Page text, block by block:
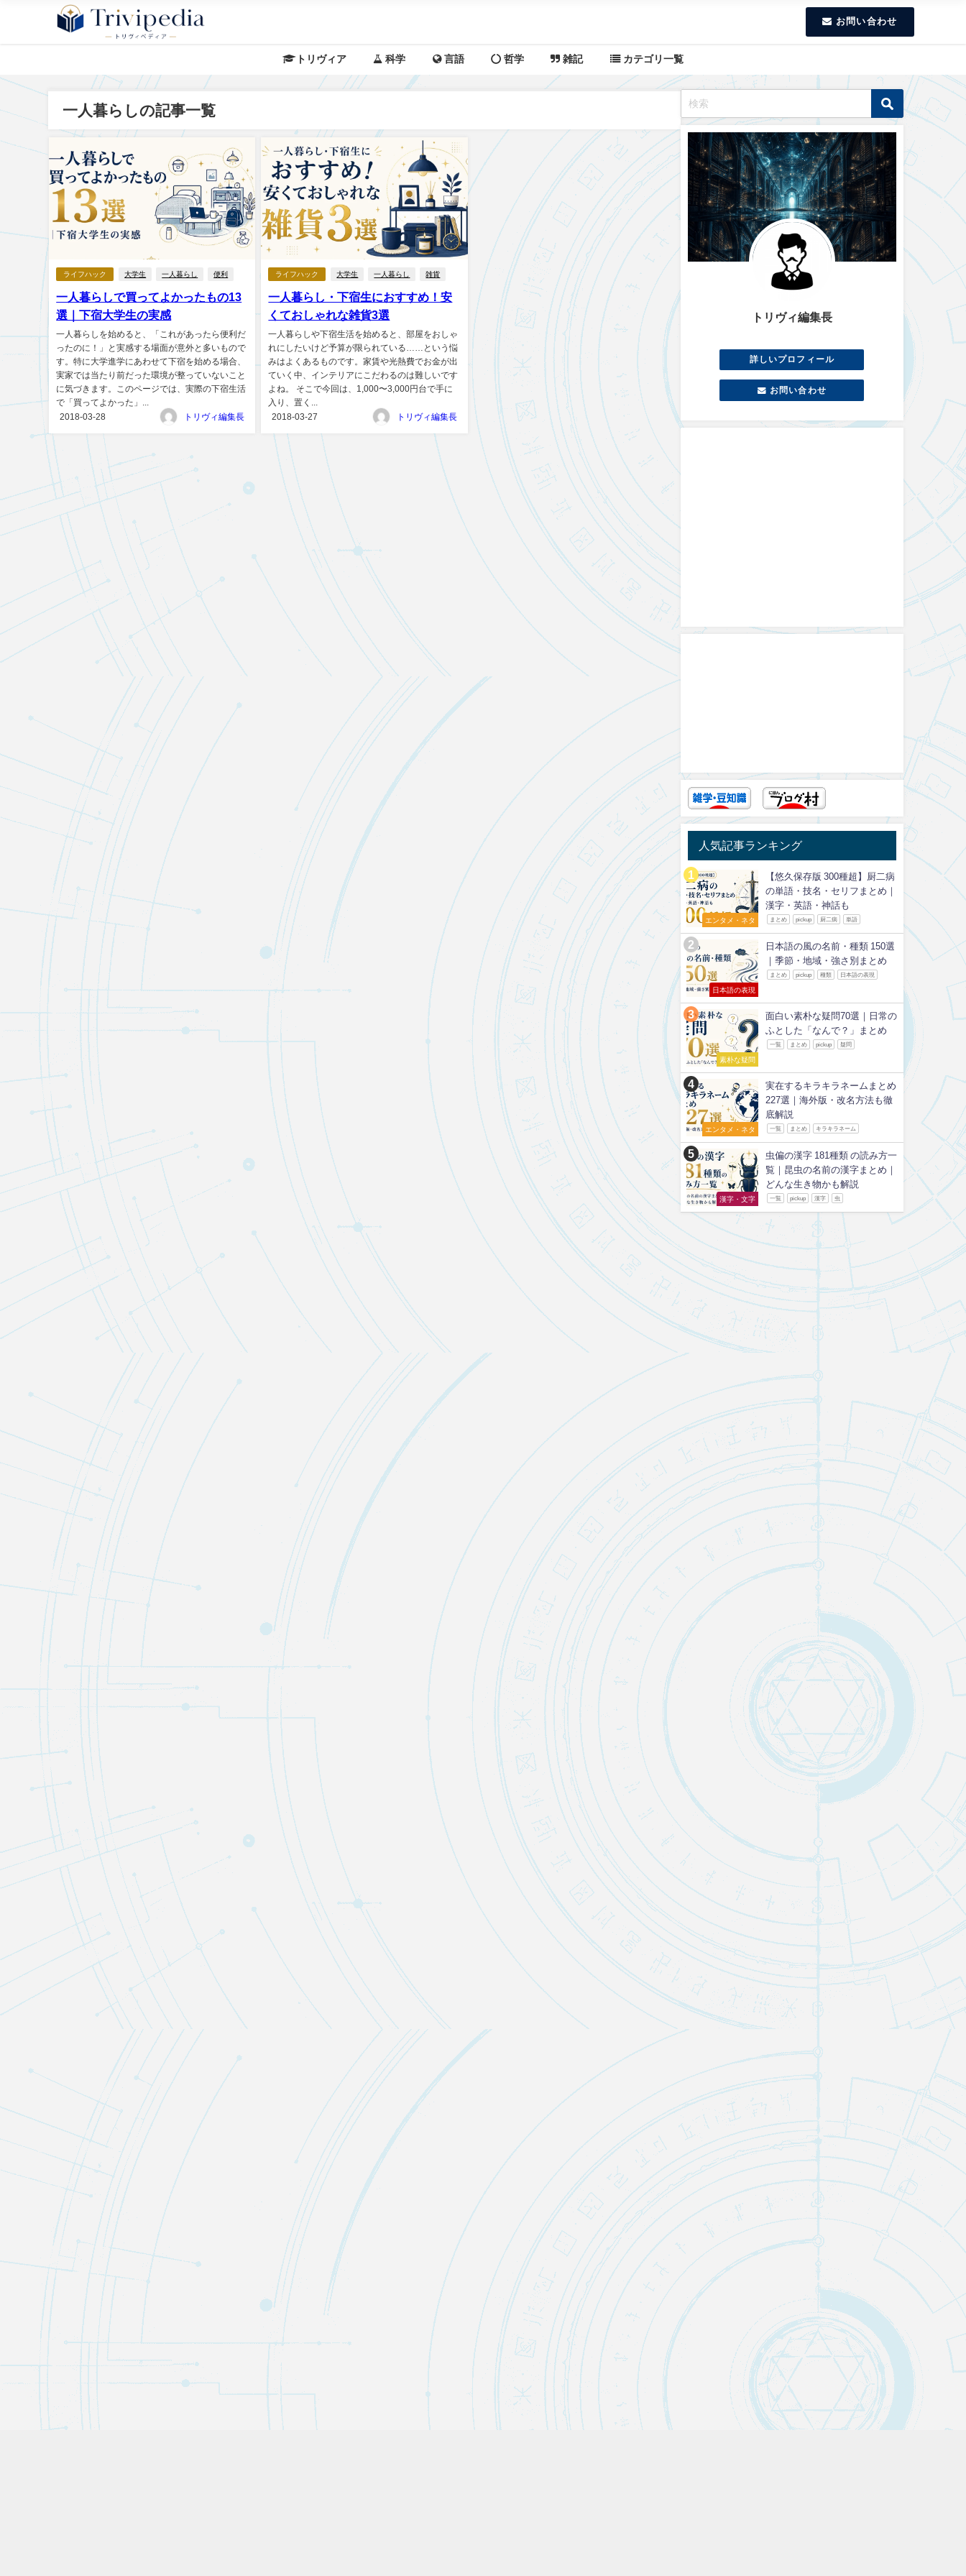
お問い合わせ
トリヴィア 科学 言語 哲学 雑記 カテゴリ一覧
一人暮らしの記事一覧
ライフハック 大学生 一人暮らし 便利
一人暮らしで買ってよかったもの13
選｜下宿大学生の実感
一人暮らしを始めると、「これがあったら便利だ
ったのに！」と実感する場面が意外と多いもので
す。特に大学進学にあわせて下宿を始める場合、
実家では当たり前だった環境が整っていないこと
に気づきます。このページでは、実際の下宿生活
で「買ってよかった」...
2018-03-28
トリヴィ編集長
ライフハック 大学生 一人暮らし 雑貨
一人暮らし・下宿生におすすめ！安
くておしゃれな雑貨3選
一人暮らしや下宿生活を始めると、部屋をおしゃ
れにしたいけど予算が限られている……という悩
みはよくあるものです。家賃や光熱費でお金が出
ていく中、インテリアにこだわるのは難しいです
よね。 そこで今回は、1,000〜3,000円台で手に
入り、置く...
2018-03-27
トリヴィ編集長
トリヴィ編集長
詳しいプロフィール
お問い合わせ
人気記事ランキング
エンタメ・ネタ
【悠久保存版 300種超】厨二病
の単語・技名・セリフまとめ｜
漢字・英語・神話も
まとめ pickup 厨二病 単語
日本語の表現
日本語の風の名前・種類 150選
｜季節・地域・強さ別まとめ
まとめ pickup 種類 日本語の表現
素朴な疑問
面白い素朴な疑問70選｜日常の
ふとした「なんで？」まとめ
一覧 まとめ pickup 疑問
エンタメ・ネタ
実在するキラキラネームまとめ
227選｜海外版・改名方法も徹
底解説
一覧 まとめ キラキラネーム
漢字・文字
虫偏の漢字 181種類 の読み方一
覧｜昆虫の名前の漢字まとめ｜
どんな生き物かも解説
一覧 pickup 漢字 虫